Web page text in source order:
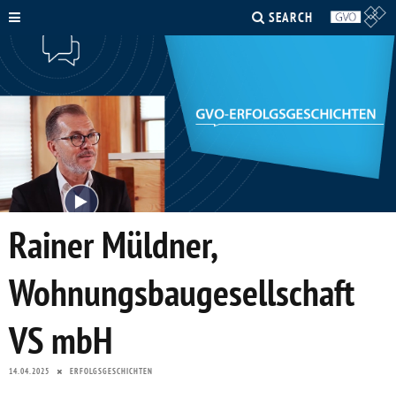
SEARCH
Rainer Müldner,
Wohnungsbaugesellschaft
VS mbH
14.04.2025 ERFOLGSGESCHICHTEN